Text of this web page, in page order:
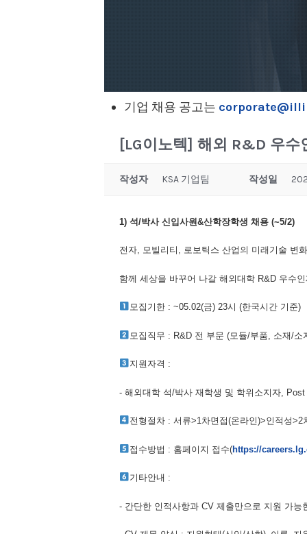
기업 채용 공고는
[LG이노텍] 해외 R&D 우수
작성자 KSA 기업팀 작성일
1) 석/박사 신입사원&산학장학생 채용 (~5/2)
전자, 모빌리티, 로보틱스 산업의 미래기술 변
함께 세상을 바꾸어 나갈 해외대학 R&D 우수
모집기한 : ~05.02(금) 23시 (한국시간 기준)
모집직무 : R&D 전 부문 (모듈/부품, 소재/
지원자격 :
- 해외대학 석/박사 재학생 및 학위소지자,
전형절차 : 서류>1차면접(온라인)>인적성
접수방법 : 홈페이지 접수(https://
기타안내 :
- 간단한 인적사항과 CV 제출만으로 지원 가능